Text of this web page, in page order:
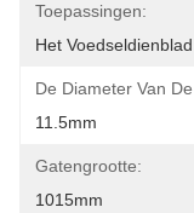
Toepassingen:
Het
De Diameter Van
11.5mm
Gatengrootte:
1015mm